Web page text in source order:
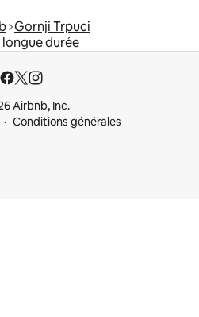
Gornji Trpuci
durée
Airbnb, Inc.
Conditions générales